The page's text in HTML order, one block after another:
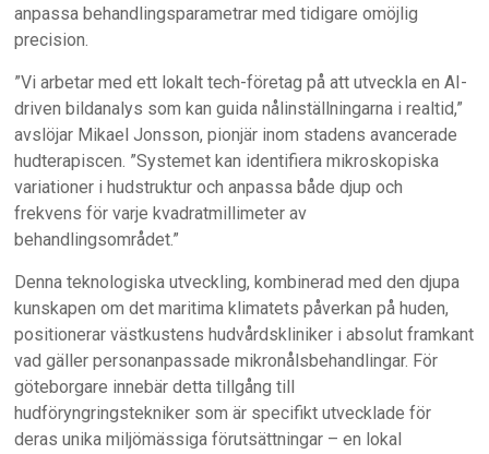
anpassa behandlingsparametrar med tidigare omöjlig
precision.
”Vi arbetar med ett lokalt tech-företag på att utveckla en AI-
driven bildanalys som kan guida nålinställningarna i realtid,”
avslöjar Mikael Jonsson, pionjär inom stadens avancerade
hudterapiscen. ”Systemet kan identifiera mikroskopiska
variationer i hudstruktur och anpassa både djup och
frekvens för varje kvadratmillimeter av
behandlingsområdet.”
Denna teknologiska utveckling, kombinerad med den djupa
kunskapen om det maritima klimatets påverkan på huden,
positionerar västkustens hudvårdskliniker i absolut framkant
vad gäller personanpassade mikronålsbehandlingar. För
göteborgare innebär detta tillgång till
hudföryngringstekniker som är specifikt utvecklade för
deras unika miljömässiga förutsättningar – en lokal